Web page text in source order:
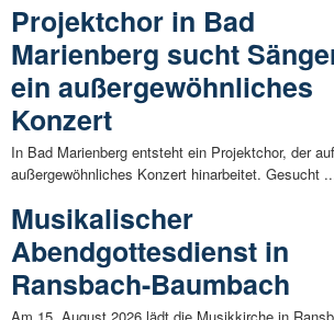
Projektchor in Bad
Marienberg sucht
ein außergewöhnliches
Konzert
In Bad Marienberg entsteht ein Projektchor, der
außergewöhnliches Konzert hinarbeitet. Gesucht
Musikalischer
Abendgottesdienst in
Ransbach-Baumbach